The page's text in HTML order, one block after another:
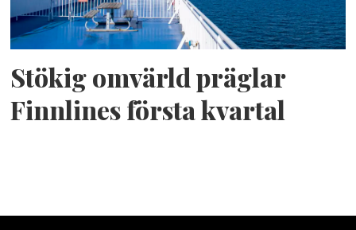
Stökig omvärld präglar
Finnlines första kvartal